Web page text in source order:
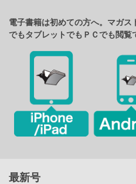
電子書籍は初めての方へ。マガ
でもタブレットでもＰＣでも閲覧
最新号